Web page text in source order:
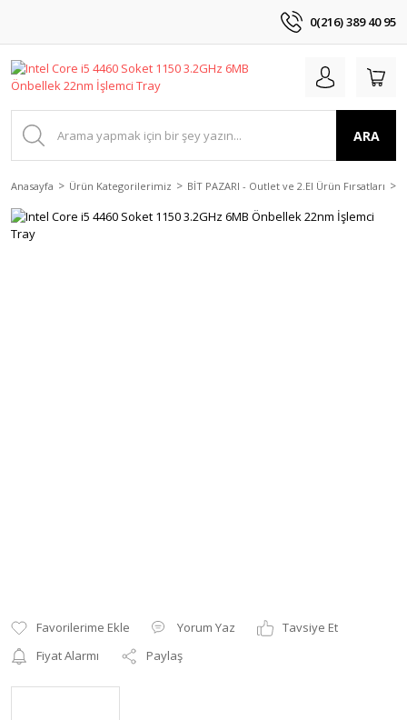
0(216) 389 40 95
ARA
Anasayfa Ürün Kategorilerimiz BİT PAZARI - Outlet ve 2.El Ürün Fırsatları
Yorum Yaz
Tavsiye Et
Fiyat Alarmı
Paylaş